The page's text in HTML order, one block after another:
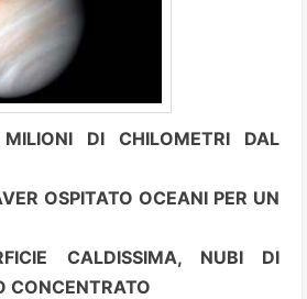
DI CHILOMETRI DAL
OSPITATO OCEANI PER UN
CALDISSIMA, NUBI DI
CONCENTRATO